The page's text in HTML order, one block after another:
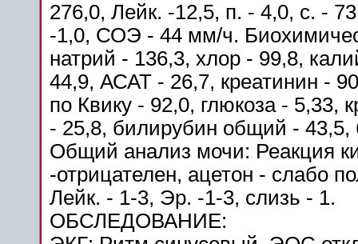
276,0, Лейк. -12,5, п. - 4,0, с. -
-1,0, СОЭ - 44 мм/ч.
натрий - 136,3, хлор - 99,8,
44,9, АСАТ - 26,7, креатинин -
по Квику - 92,0, глюкоза - 5,33,
- 25,8, билирубин общий -
Общий анализ мочи: Реакция
-отрицателен, ацетон - слабо
Лейк. - 1-3, Эр. -1-3, слизь - 1.
ОБСЛЕДОВАНИЕ: